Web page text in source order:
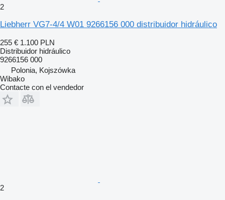
2
Liebherr VG7-4/4 W01 9266156 000 distribuidor hidráulico
255 € 1.100 PLN
Distribuidor hidráulico
9266156 000
Polonia, Kojszówka
Wibako
Contacte con el vendedor
2